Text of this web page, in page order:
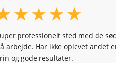
professionelt sted med de
arbejde. Har ikke oplevet andet
og gode resultater.